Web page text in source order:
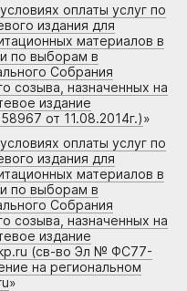
оплаты услуг по
издания для
материалов в
по выборам в
Собрания
созыва, назначенных на
издание
от 11.08.2014г.)»
оплаты услуг по
издания для
материалов в
по выборам в
Собрания
созыва, назначенных на
издание
(св-во Эл № ФС77-
на региональном
»